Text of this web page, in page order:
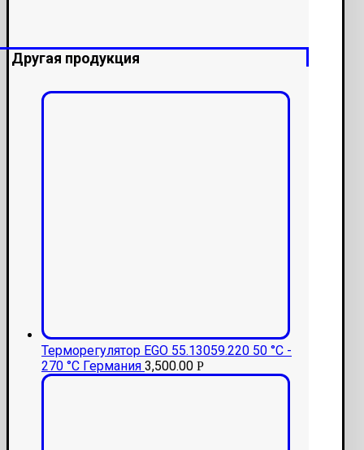
Другая продукция
Терморегулятор EGO 55.13059.220 50 °С -
270 °С Германия 3,500.00 Р